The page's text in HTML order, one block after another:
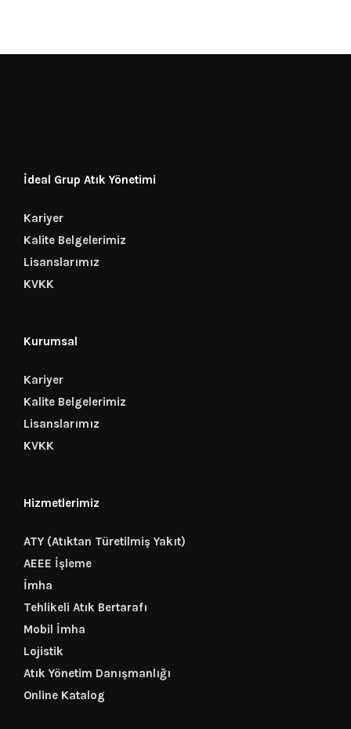
İdeal Grup Atık Yönetimi
Kariyer
Kalite Belgelerimiz
Lisanslarımız
KVKK
Kurumsal
Kariyer
Kalite Belgelerimiz
Lisanslarımız
KVKK
Hizmetlerimiz
ATY (Atıktan Türetilmiş Yakıt)
AEEE İşleme
İmha
Tehlikeli Atık Bertarafı
Mobil İmha
Lojistik
Atık Yönetim Danışmanlığı
Online Katalog